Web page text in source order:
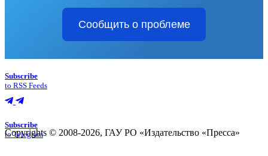
Сообщить о проблеме
Subscribe
to RSS Feeds
Subscribe
to Telegram
Copyrights © 2008-2026, ГАУ РО «Издательство «Пресса»